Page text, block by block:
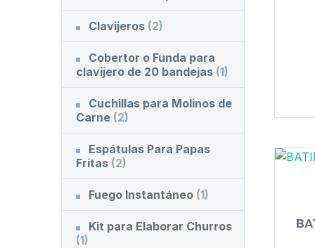
Clavijeros (2)
Cobertor o Funda para
clavijero de 20 bandejas (1)
Cuchillas para Molinos de
Carne (2)
Espátulas Para Papas
Fritas (2)
Fuego Instantáneo (1)
Kit para Elaborar Churros
(1)